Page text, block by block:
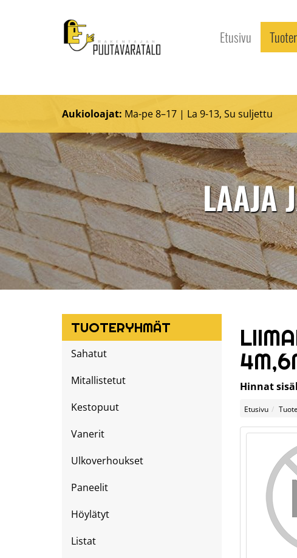
Etusivu
Aukioloajat: Ma-pe 8–17 | La 9-13, Su suljettu
LAAJA
Hinnat
Etusivu
TUOTERYHMÄT
Sahatut
Mitallistetut
Kestopuut
Vanerit
Ulkoverhoukset
Paneelit
Höylätyt
Listat